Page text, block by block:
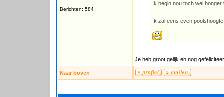
Berichten: 584
Ik begin nou toch wel
Ik zal eens even
Je heb groot gelijk en nog
Naar boven